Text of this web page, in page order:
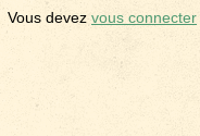
Vous devez vous connecter